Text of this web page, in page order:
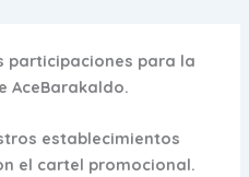
participaciones para la
AceBarakaldo.
establecimientos
el cartel promocional.